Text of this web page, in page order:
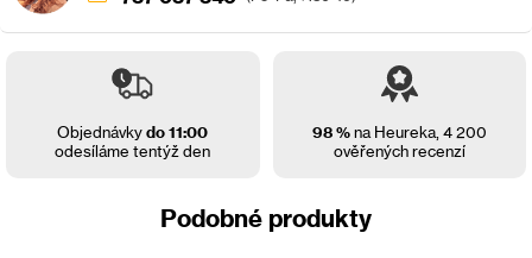
Objednávkydo 11:00
odesíláme tentýž den
98 %na Heureka, 4 200
ověřených recenzí